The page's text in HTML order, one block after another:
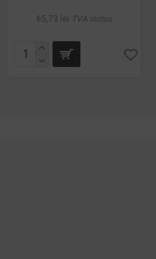
65,73 lei TVA inclus